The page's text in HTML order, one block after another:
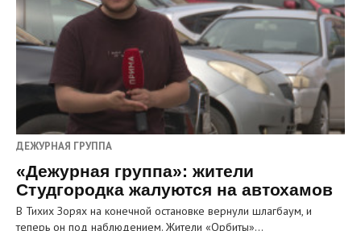
ДЕЖУРНАЯ ГРУППА
«Дежурная группа»: жители
Студгородка жалуются на автохамов
В Тихих Зорях на конечной остановке вернули шлагбаум, и
теперь он под наблюдением. Жители «Орбиты»…